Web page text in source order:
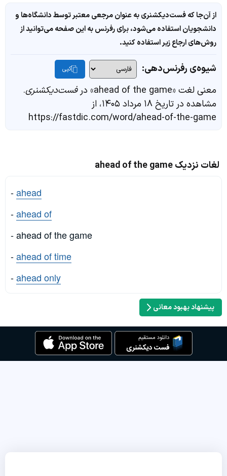
از آن‌جا که فست‌دیکشنری به عنوان مرجعی معتبر توسط دانشگاه‌ها و
دانشجویان استفاده می‌شود، برای رفرنس به این صفحه می‌توانید از
روش‌های ارجاع زیر استفاده کنید.
شیوه‌ی رفرنس‌دهی: کپی
معنی لغت «ahead of the game» در فست‌دیکشنری.
مشاهده در تاریخ ۱۸ مرداد ۱۴۰۵، از
https://fastdic.com/word/ahead-of-the-game
لغات نزدیک ahead of the game
-ahead
-ahead of
- ahead of the game
-ahead of time
-ahead only
پیشنهاد بهبود معانی